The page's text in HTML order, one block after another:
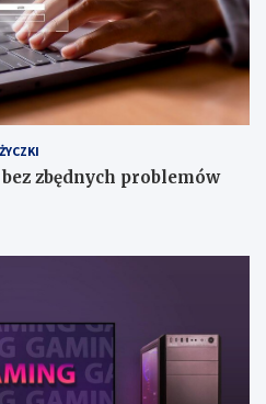
zbędnych problemów